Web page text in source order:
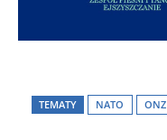
TEMATY NATO ONZ